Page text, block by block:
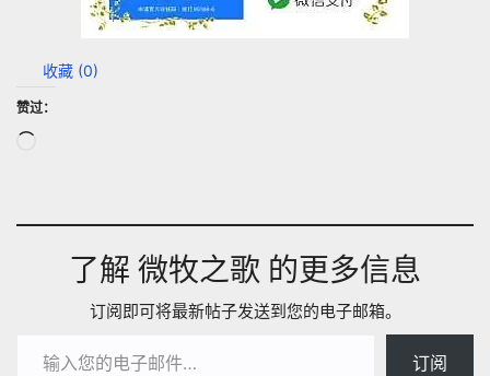
收藏 (0)
赞过：
了解 微牧之歌 的更多信息
订阅即可将最新帖子发送到您的电子邮箱。
订阅